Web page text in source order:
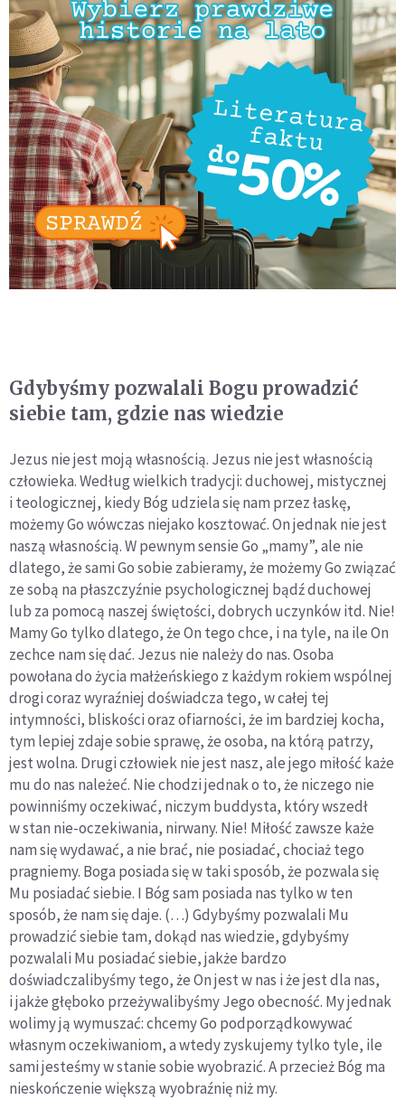
Gdybyśmy pozwalali Bogu prowadzić
siebie tam, gdzie nas wiedzie
Jezus nie jest moją własnością. Jezus nie jest własnością
człowieka. Według wielkich tradycji: duchowej, mistycznej
i teologicznej, kiedy Bóg udziela się nam przez łaskę,
możemy Go wówczas niejako kosztować. On jednak nie jest
naszą własnością. W pewnym sensie Go „mamy”, ale nie
dlatego, że sami Go sobie zabieramy, że możemy Go związać
ze sobą na płaszczyźnie psychologicznej bądź duchowej
lub za pomocą naszej świętości, dobrych uczynków itd. Nie!
Mamy Go tylko dlatego, że On tego chce, i na tyle, na ile On
zechce nam się dać. Jezus nie należy do nas. Osoba
powołana do życia małżeńskiego z każdym rokiem wspólnej
drogi coraz wyraźniej doświadcza tego, w całej tej
intymności, bliskości oraz ofiarności, że im bardziej kocha,
tym lepiej zdaje sobie sprawę, że osoba, na którą patrzy,
jest wolna. Drugi człowiek nie jest nasz, ale jego miłość każe
mu do nas należeć. Nie chodzi jednak o to, że niczego nie
powinniśmy oczekiwać, niczym buddysta, który wszedł
w stan nie-oczekiwania, nirwany. Nie! Miłość zawsze każe
nam się wydawać, a nie brać, nie posiadać, chociaż tego
pragniemy. Boga posiada się w taki sposób, że pozwala się
Mu posiadać siebie. I Bóg sam posiada nas tylko w ten
sposób, że nam się daje. (…) Gdybyśmy pozwalali Mu
prowadzić siebie tam, dokąd nas wiedzie, gdybyśmy
pozwalali Mu posiadać siebie, jakże bardzo
doświadczalibyśmy tego, że On jest w nas i że jest dla nas,
i jakże głęboko przeżywalibyśmy Jego obecność. My jednak
wolimy ją wymuszać: chcemy Go podporządkowywać
własnym oczekiwaniom, a wtedy zyskujemy tylko tyle, ile
sami jesteśmy w stanie sobie wyobrazić. A przecież Bóg ma
nieskończenie większą wyobraźnię niż my.